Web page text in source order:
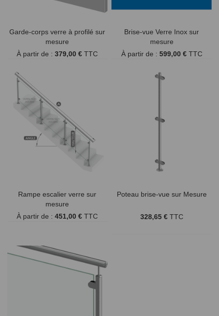
Garde-corps verre à profilé sur
mesure
À partir de :379,00 € TTC
Brise-vue Verre Inox sur
mesure
À partir de : 599,00 € TTC
Rampe escalier verre sur
mesure
À partir de :451,00 € TTC
Poteau brise-vue sur Mesure
328,65 € TTC